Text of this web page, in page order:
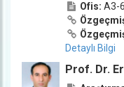
Ofis: A3-
Detaylı Bilgi
Prof. Dr.